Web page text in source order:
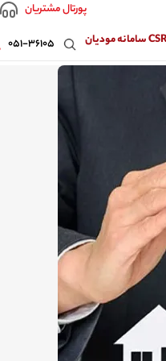
پورتال مشتریان
۰۵۱-۳۶۱۰۵